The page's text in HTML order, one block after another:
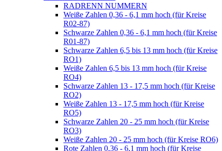
RADRENN NUMMERN
Weiße Zahlen 0,36 - 6,1 mm hoch (für Kreise
R02-87)
Schwarze Zahlen 0,36 - 6,1 mm hoch (für Kreise
R01-87)
Schwarze Zahlen 6,5 bis 13 mm hoch (für Kreise
RO1)
Weiße Zahlen 6,5 bis 13 mm hoch (für Kreise
RO4)
Schwarze Zahlen 13 - 17,5 mm hoch (für Kreise
RO2)
Weiße Zahlen 13 - 17,5 mm hoch (für Kreise
RO5)
Schwarze Zahlen 20 - 25 mm hoch (für Kreise
RO3)
Weiße Zahlen 20 - 25 mm hoch (für Kreise RO6)
Rote Zahlen 0,36 - 6,1 mm hoch (für Kreise